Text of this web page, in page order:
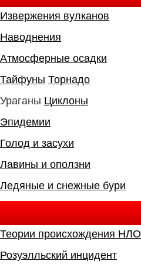
Извержения вулканов
Наводнения
Атмосферные осадки
Тайфуны Торнадо
Ураганы Циклоны
Эпидемии
Голод и засухи
Лавины и оползни
Ледяные и снежные бури
Теории происхождения НЛО
Розуэлльский инцидент